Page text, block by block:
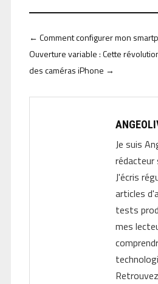
← Comment configurer mon
Ouverture variable : Cette
des caméras iPhone →
Je suis
rédacteur
J'écris
articles
tests
mes